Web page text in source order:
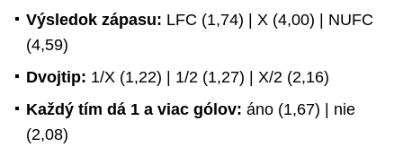
Výsledok zápasu: LFC (1,74) | X (4,00) | NUFC
(4,59)
Dvojtip: 1/X (1,22) | 1/2 (1,27) | X/2 (2,16)
Každý tím dá 1 a viac gólov: áno (1,67) | nie
(2,08)